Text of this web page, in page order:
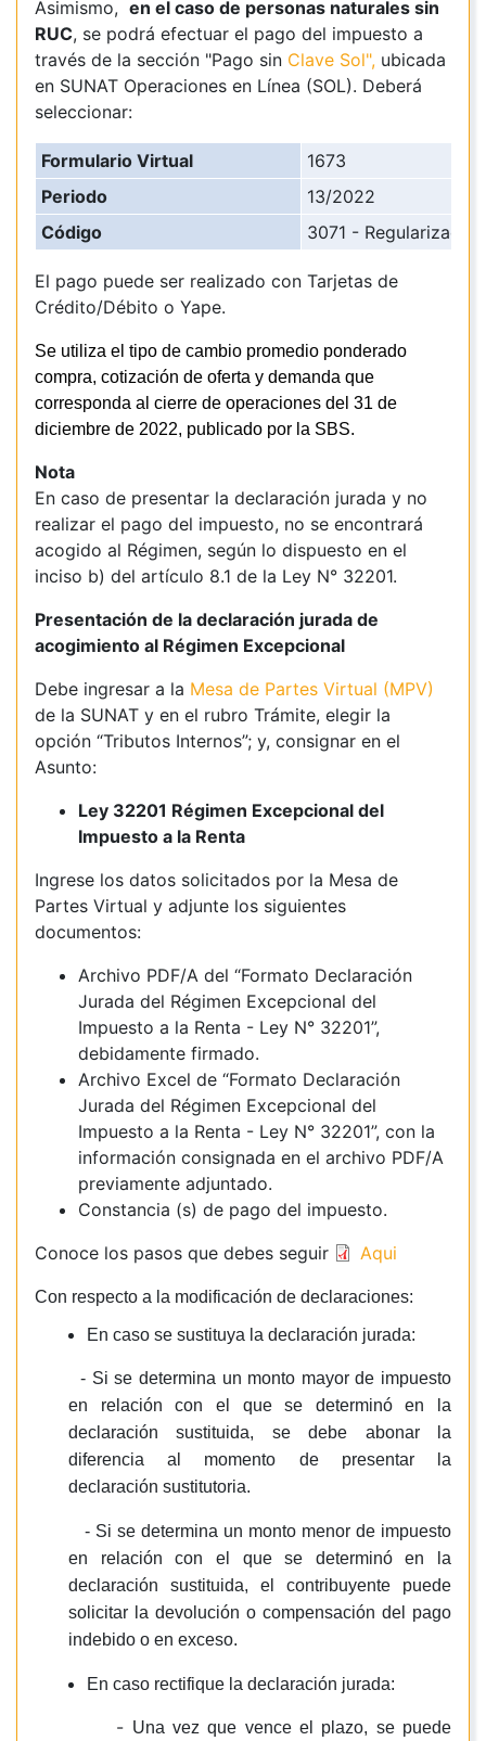
Asimismo, en el caso de personas naturales sin
RUC, se podrá efectuar el pago del impuesto a
través de la sección "Pago sin Clave Sol", ubicada
en SUNAT Operaciones en Línea (SOL). Deberá
seleccionar:
Formulario Virtual
1673
Periodo
13/2022
Código
3071 -
El pago puede ser realizado con Tarjetas de
Crédito/Débito o Yape.
Se utiliza el tipo de cambio promedio ponderado
compra, cotización de oferta y demanda que
corresponda al cierre de operaciones del 31 de
diciembre de 2022, publicado por la SBS.
Nota
En caso de presentar la declaración jurada y no
realizar el pago del impuesto, no se encontrará
acogido al Régimen, según lo dispuesto en el
inciso b) del artículo 8.1 de la Ley N° 32201.
Presentación de la declaración jurada de
acogimiento al Régimen Excepcional
Debe ingresar a la Mesa de Partes Virtual (MPV)
de la SUNAT y en el rubro Trámite, elegir la
opción “Tributos Internos”; y, consignar en el
Asunto:
Ley 32201 Régimen Excepcional del
Impuesto a la Renta
Ingrese los datos solicitados por la Mesa de
Partes Virtual y adjunte los siguientes
documentos:
Archivo PDF/A del “Formato Declaración
Jurada del Régimen Excepcional del
Impuesto a la Renta - Ley N° 32201”,
debidamente firmado.
Archivo Excel de “Formato Declaración
Jurada del Régimen Excepcional del
Impuesto a la Renta - Ley N° 32201”, con la
información consignada en el archivo PDF/A
previamente adjuntado.
Constancia (s) de pago del impuesto.
Conoce los pasos que debes seguir
Aqui
Con respecto a la modificación de declaraciones:
En caso se sustituya la declaración jurada:
- Si se determina un monto mayor de impuesto
en relación con el que se determinó en la
declaración sustituida, se debe abonar la
diferencia al momento de presentar la
declaración sustitutoria.
- Si se determina un monto menor de impuesto
en relación con el que se determinó en la
declaración sustituida, el contribuyente puede
solicitar la devolución o compensación del pago
indebido o en exceso.
En caso rectifique la declaración jurada:
- Una vez que vence el plazo, se puede